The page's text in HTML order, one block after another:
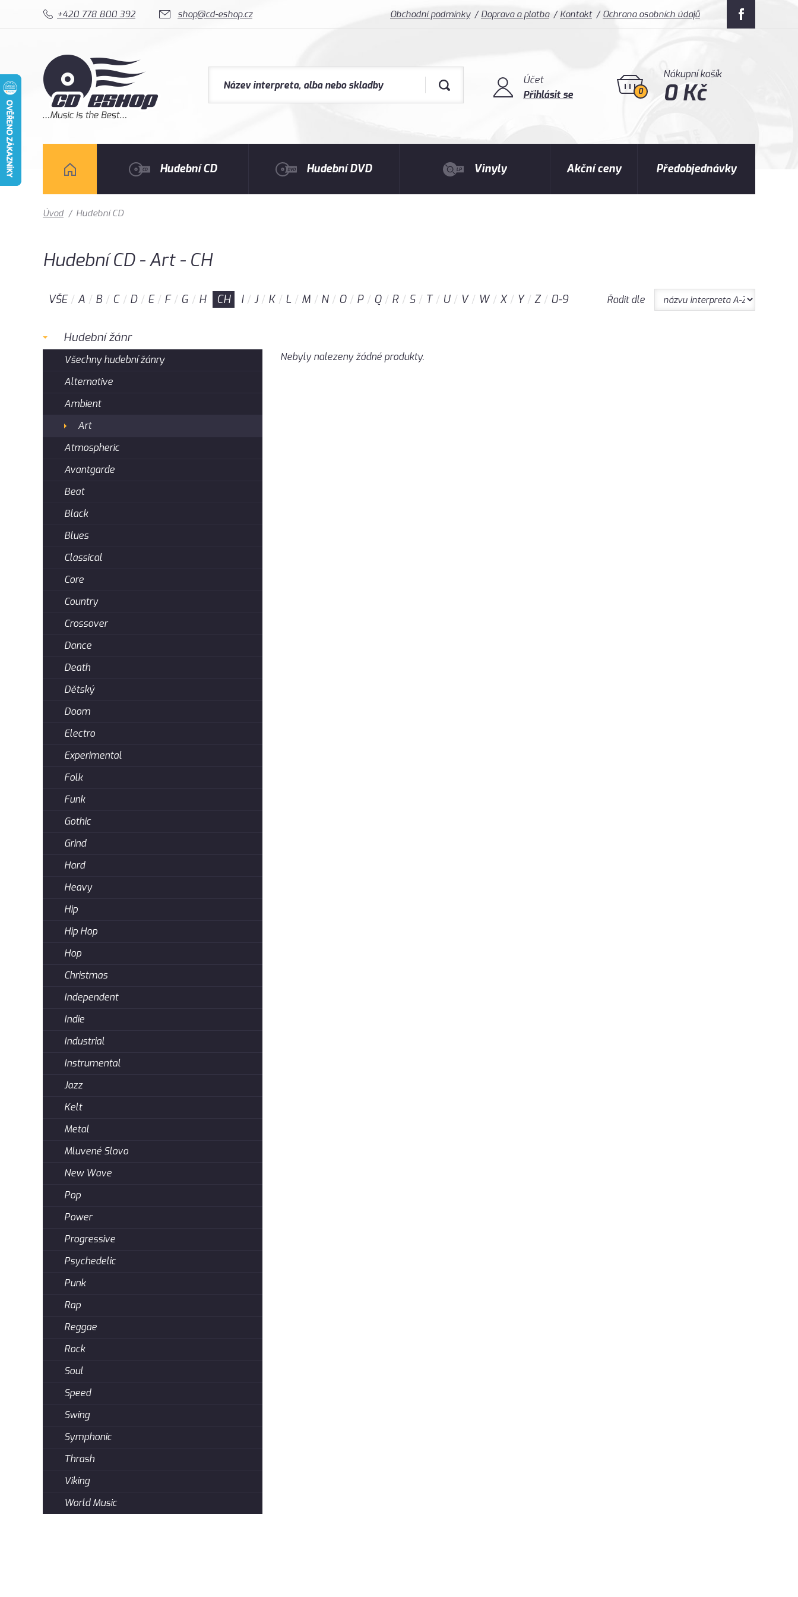
+420 778 800 392 shop@cd-eshop.cz Obchodní podmínky Doprava a platba Kontakt Ochrana osobních údajů
Účet
Přihlásit se
0
Nákupní košík
0 Kč
Hudební CD Hudební DVD Vinyly Akční ceny Předobjednávky
Úvod / Hudební CD
Hudební CD - Art - CH
VŠE A B C D E F G H CH I J K L M N O P Q R S T U V W X Y Z 0-9 Řadit dle
Hudební žánr
Všechny hudební žánry
Alternative
Ambient
Art
Atmospheric
Avantgarde
Beat
Black
Blues
Classical
Core
Country
Crossover
Dance
Death
Dětský
Doom
Electro
Experimental
Folk
Funk
Gothic
Grind
Hard
Heavy
Hip
Hip Hop
Hop
Christmas
Independent
Indie
Industrial
Instrumental
Jazz
Kelt
Metal
Mluvené Slovo
New Wave
Pop
Power
Progressive
Psychedelic
Punk
Rap
Reggae
Rock
Soul
Speed
Swing
Symphonic
Thrash
Viking
World Music
Nebyly nalezeny žádné produkty.